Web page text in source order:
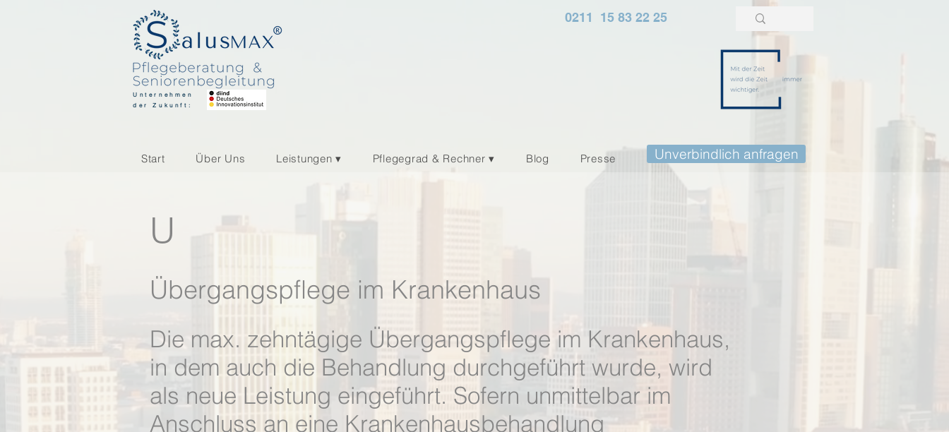
Unternehmen
der Zukunft:
0211 15 83 22 25
Start Über Uns Leistungen ▾ Pflegegrad & Rechner ▾ Blog Presse Unverbindlich anfragen
U
Übergangspflege im Krankenhaus
Die max. zehntägige Übergangspflege im Krankenhaus,
in dem auch die Behandlung durchgeführt wurde, wird
als neue Leistung eingeführt. Sofern unmittelbar im
Anschluss an eine Krankenhausbehandlung